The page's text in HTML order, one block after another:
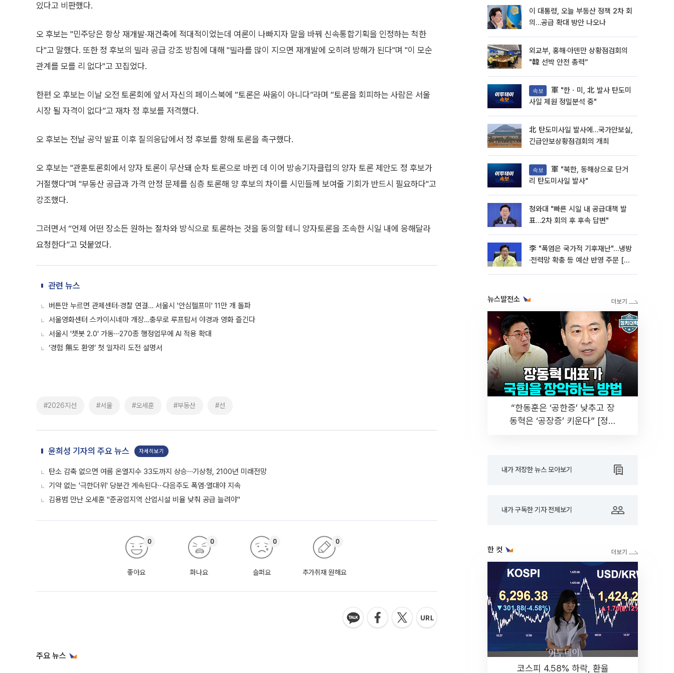
있다고 비판했다.
오 후보는 "민주당은 항상 재개발·재건축에 적대적이었는데 여론이 나빠지자 말을 바꿔 신속통합기획을 인정하는 척한
다"고 말했다. 또한 정 후보의 빌라 공급 강조 방침에 대해 "빌라를 많이 지으면 재개발에 오히려 방해가 된다"며 "이 모순
관계를 모를 리 없다"고 꼬집었다.
한편 오 후보는 이날 오전 토론회에 앞서 자신의 페이스북에 “토론은 싸움이 아니다”라며 “토론을 회피하는 사람은 서울
시장 될 자격이 없다”고 재차 정 후보를 저격했다.
오 후보는 전날 공약 발표 이후 질의응답에서 정 후보를 향해 토론을 촉구했다.
오 후보는 "관훈토론회에서 양자 토론이 무산돼 순차 토론으로 바뀐 데 이어 방송기자클럽의 양자 토론 제안도 정 후보가
거절했다"며 "부동산 공급과 가격 안정 문제를 심층 토론해 양 후보의 차이를 시민들께 보여줄 기회가 반드시 필요하다"고
강조했다.
그러면서 “언제 어떤 장소든 원하는 절차와 방식으로 토론하는 것을 동의할 테니 양자토론을 조속한 시일 내에 응해달라
요청한다”고 덧붙였다.
관련 뉴스
버튼만 누르면 관제센터·경찰 연결… 서울시 '안심헬프미' 11만 개 돌파
서울영화센터 스카이시네마 개장…충무로 루프탑서 야경과 영화 즐긴다
서울시 '챗봇 2.0' 가동⋯270종 행정업무에 AI 적용 확대
‘경험 無도 환영’ 첫 일자리 도전 설명서
#2026지선 #서울 #오세훈 #부동산 #선
윤희성 기자의 주요 뉴스 자세히보기
탄소 감축 없으면 여름 온열지수 33도까지 상승⋯기상청, 2100년 미래전망
기약 없는 '극한더위' 당분간 계속된다⋯다음주도 폭염·열대야 지속
김용범 만난 오세훈 "준공업지역 산업시설 비율 낮춰 공급 늘려야"
좋아요
0
화나요
0
슬퍼요
0
추가취재 원해요
0
주요 뉴스
이 대통령, 오늘 부동산 정책 2차 회
의…공급 확대 방안 나오나
외교부, 홍해·아덴만 상황점검회의
"韓 선박 안전 총력“
속보
사일 제원 정밀분석 중"
北 탄도미사일 발사에…국가안보실,
긴급안보상황점검회의 개최
속보
리 탄도미사일 발사"
청와대 "빠른 시일 내 공급대책 발
표…2차 회의 후 후속 답변"
李 "폭염은 국가적 기후재난"…냉방
·전력망 확충 등 예산 반영 주문 [종
뉴스발전소
“한동훈은 ‘공한증’ 낮추고 장
동혁은 ‘공장증’ 키운다” [정치
내가 저장한 뉴스 모아보기
내가 구독한 기자 전체보기
한 컷
코스피 4.58% 하락, 환율